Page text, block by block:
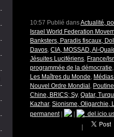
10:57 Publié dansActualité,
Israel World Federation
Banksters, Paradis fiscaux,
Davos, CIA, MOSSAD, Al-
Jésuites Lucifériens, France/
programmée de la démocratie
Les Maîtres du Monde,
Nouvel Ordre Mondial ,
Chine, BRICS; Sy, Qatar,
Kazhar, Sionisme, Oligarchie,
permanent|